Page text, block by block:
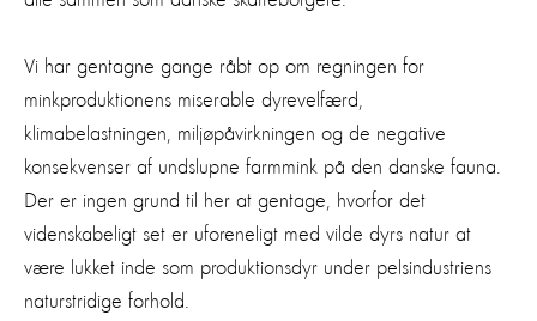
Vi har gentagne gange råbt op om regningen for
minkproduktionens miserable dyrevelfærd,
klimabelastningen, miljøpåvirkningen og de negative
konsekvenser af undslupne farmmink på den danske fauna.
Der er ingen grund til her at gentage, hvorfor det
videnskabeligt set er uforeneligt med vilde dyrs natur at
være lukket inde som produktionsdyr under pelsindustriens
naturstridige forhold.